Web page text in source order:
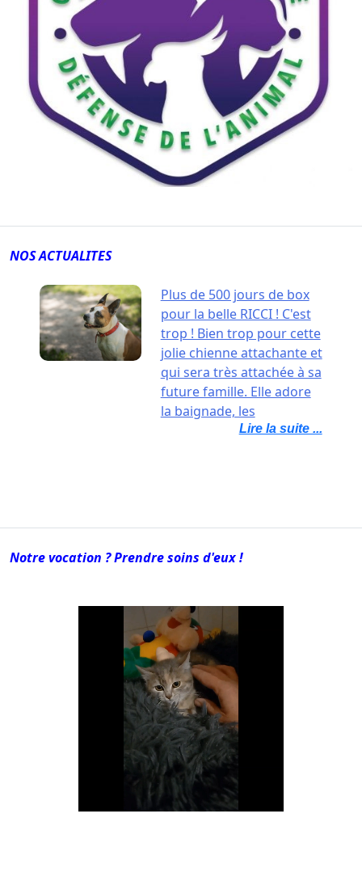
NOS ACTUALITES
Plus de 500 jours de box
pour la belle RICCI ! C'est
trop ! Bien trop pour cette
jolie chienne attachante et
Notre vocation ? Prendre soins d'eux !